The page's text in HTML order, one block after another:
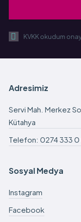
KVKK okudum
Adresimiz
Servi Mah. Merkez
Kütahya
Telefon: 0274 333
Sosyal Medya
Instagram
Facebook